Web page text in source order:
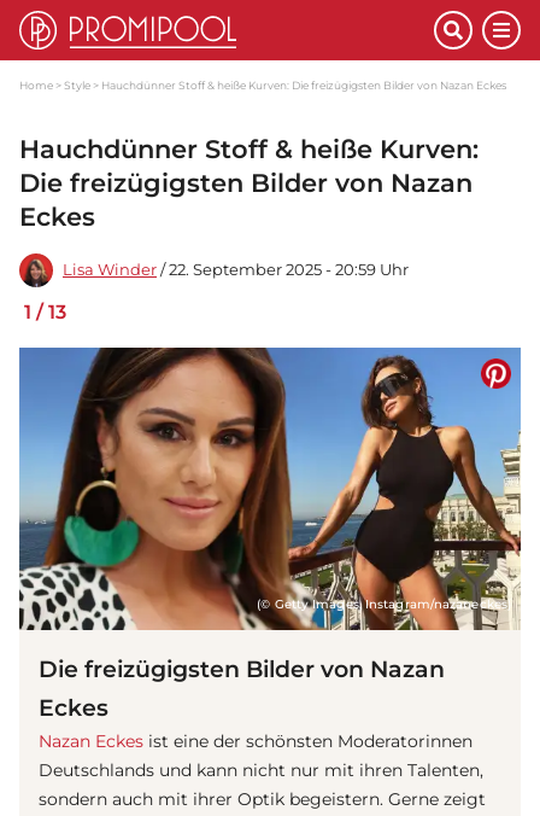
Home Style Hauchdünner Stoff & heiße Kurven: Die freizügigsten Bilder von Nazan Eckes
Hauchdünner Stoff & heiße Kurven:
Die freizügigsten Bilder von Nazan
Eckes
Lisa Winder / 22. September 2025 - 20:59 Uhr
1 /13
(© Getty Images, Instagram/nazaneckes)
Die freizügigsten Bilder von Nazan
Eckes
Nazan Eckes ist eine der schönsten Moderatorinnen
Deutschlands und kann nicht nur mit ihren Talenten,
sondern auch mit ihrer Optik begeistern. Gerne zeigt